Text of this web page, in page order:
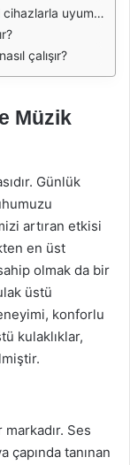
uyumlu?
çalışır?
Müzik
Günlük
artıran etkisi
en üst
olmak da bir
üstü
konforlu
kulaklıklar,
Ses
çapında tanınan